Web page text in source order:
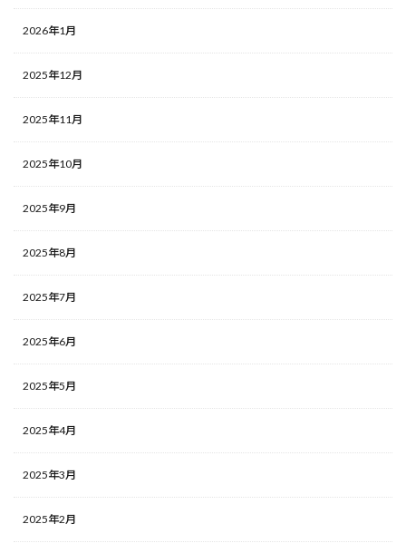
2026年1月
2025年12月
2025年11月
2025年10月
2025年9月
2025年8月
2025年7月
2025年6月
2025年5月
2025年4月
2025年3月
2025年2月